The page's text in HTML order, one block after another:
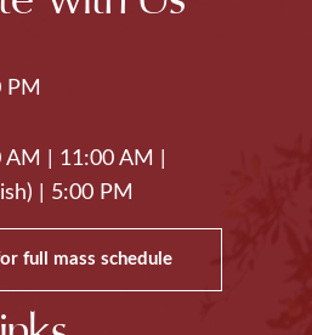
PM
AM 11:00 AM
5:00 PM
full mass schedule